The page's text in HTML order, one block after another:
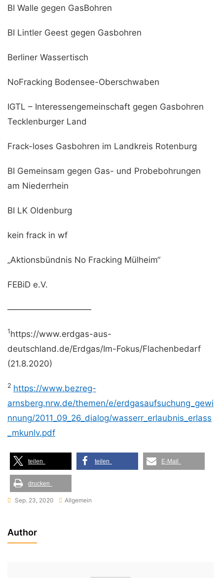
BI Walle gegen GasBohren
BI Lintler Geest gegen Gasbohren
Berliner Wassertisch
NoFracking Bodensee-Oberschwaben
IGTL – Interessengemeinschaft gegen Gasbohren
Tecklenburger Land
Frack-loses Gasbohren im Landkreis Rotenburg
BI Gemeinsam gegen Gas- und Probebohrungen
am Niederrhein
BI LK Oldenburg
kein frack in wf
„Aktionsbündnis No Fracking Mülheim“
FEBiD e.V.
——————————
1https://www.erdgas-aus-
deutschland.de/Erdgas/Im-Fokus/Flachenbedarf
(21.8.2020)
2 https://www.bezreg-
arnsberg.nrw.de/themen/e/erdgasaufsuchung_gewi
nnung/2011_09_26_dialog/wasserr_erlaubnis_erlass
_mkunlv.pdf
teilen teilen E-Mail
drucken
Sep. 23, 2020 Allgemein
Author